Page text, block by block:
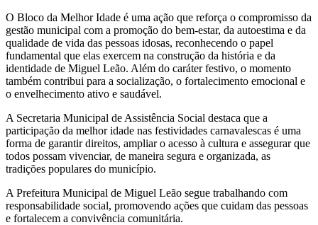
O Bloco da Melhor Idade é uma ação que reforça o compromisso da
gestão municipal com a promoção do bem-estar, da autoestima e da
qualidade de vida das pessoas idosas, reconhecendo o papel
fundamental que elas exercem na construção da história e da
identidade de Miguel Leão. Além do caráter festivo, o momento
também contribui para a socialização, o fortalecimento emocional e
o envelhecimento ativo e saudável.
A Secretaria Municipal de Assistência Social destaca que a
participação da melhor idade nas festividades carnavalescas é uma
forma de garantir direitos, ampliar o acesso à cultura e assegurar que
todos possam vivenciar, de maneira segura e organizada, as
tradições populares do município.
A Prefeitura Municipal de Miguel Leão segue trabalhando com
responsabilidade social, promovendo ações que cuidam das pessoas
e fortalecem a convivência comunitária.